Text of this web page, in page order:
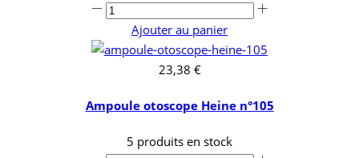
Ajouter au panier
23,38 €
Ampoule otoscope Heine n°105
5 produits en stock